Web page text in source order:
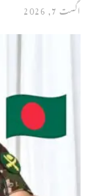
اگست 7, 2026